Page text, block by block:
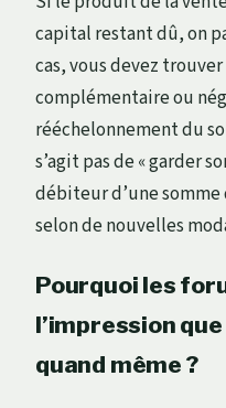
capital restant dû, on
cas, vous devez
complémentaire ou
rééchelonnement du
s’agit pas de « garder
débiteur d’une
selon de nouvelles
Pourquoi les
l’impression
quand même ?